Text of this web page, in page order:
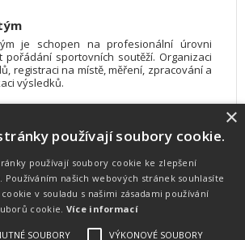
je schopen na profesionální úrovni
pořádání sportovních soutěží. Organizaci
registraci na místě, měření, zpracování a
výsledků.
zpracování a publikaci výsledků
software vyvinutý na zakázku. Lze
publikovat výsledky komentátorovi na
a s nepatrným zpožděním na
stránkách.
×
používají soubory cookie.
používají soubory cookie ke zlepšení
Používáním našich webových stránek souhlasíte
v souladu s našimi zásadami používání
cookie. Více informací
SOUBORY VÝKONOVÉ SOUBORY